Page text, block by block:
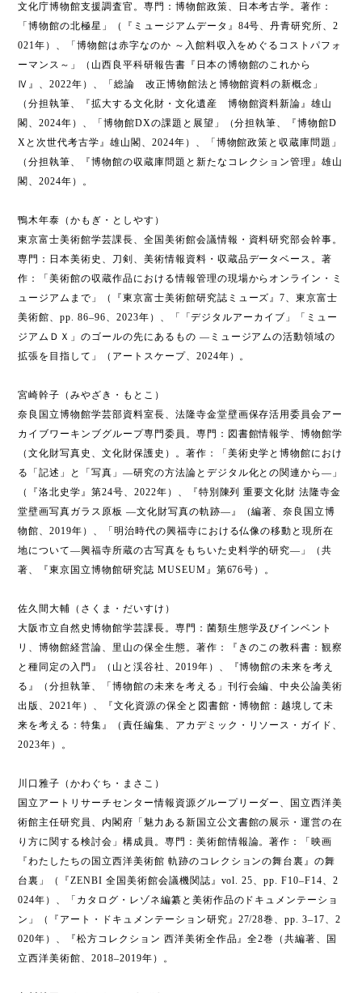
文化庁博物館支援調査官。専門：博物館政策、日本考古学。著作：
「博物館の北極星」（『ミュージアムデータ』84号、丹青研究所、2
021年）、「博物館は赤字なのか ～入館料収入をめぐるコストパフォ
ーマンス～」（山西良平科研報告書『日本の博物館のこれから
Ⅳ』、2022年）、「総論 改正博物館法と博物館資料の新概念」
（分担執筆、『拡大する文化財・文化遺産 博物館資料新論』雄山
閣、2024年）、「博物館DXの課題と展望」（分担執筆、『博物館D
Xと次世代考古学』雄山閣、2024年）、「博物館政策と収蔵庫問題」
（分担執筆、『博物館の収蔵庫問題と新たなコレクション管理』雄山
閣、2024年）。
鴨木年泰（かもぎ・としやす）
東京富士美術館学芸課長、全国美術館会議情報・資料研究部会幹事。
専門：日本美術史、刀剣、美術情報資料・収蔵品データベース。著
作：「美術館の収蔵作品における情報管理の現場からオンライン・ミ
ュージアムまで」（『東京富士美術館研究誌ミューズ』7、東京富士
美術館、pp. 86–96、2023年）、「「デジタルアーカイブ」「ミュー
ジアムＤＸ」のゴールの先にあるもの ―ミュージアムの活動領域の
拡張を目指して」（アートスケープ、2024年）。
宮崎幹子（みやざき・もとこ）
奈良国立博物館学芸部資料室長、法隆寺金堂壁画保存活用委員会アー
カイブワーキンブグループ専門委員。専門：図書館情報学、博物館学
（文化財写真史、文化財保護史）。著作：「美術史学と博物館におけ
る「記述」と「写真」―研究の方法論とデジタル化との関連から―」
（『洛北史学』第24号、2022年）、『特別陳列 重要文化財 法隆寺金
堂壁画写真ガラス原板 ―文化財写真の軌跡―』（編著、奈良国立博
物館、2019年）、「明治時代の興福寺における仏像の移動と現所在
地について―興福寺所蔵の古写真をもちいた史料学的研究―」（共
著、『東京国立博物館研究誌 MUSEUM』第676号）。
佐久間大輔（さくま・だいすけ）
大阪市立自然史博物館学芸課長。専門：菌類生態学及びインベント
リ、博物館経営論、里山の保全生態。著作：『きのこの教科書：観察
と種同定の入門』（山と渓谷社、2019年）、『博物館の未来を考え
る』（分担執筆、「博物館の未来を考える」刊行会編、中央公論美術
出版、2021年）、『文化資源の保全と図書館・博物館：越境して未
来を考える：特集』（責任編集、アカデミック・リソース・ガイド、
2023年）。
川口雅子（かわぐち・まさこ）
国立アートリサーチセンター情報資源グループリーダー、国立西洋美
術館主任研究員、内閣府「魅力ある新国立公文書館の展示・運営の在
り方に関する検討会」構成員。専門：美術館情報論。著作：「映画
『わたしたちの国立西洋美術館 軌跡のコレクションの舞台裏』の舞
台裏」（『ZENBI 全国美術館会議機関誌』vol. 25、pp. F10–F14、2
024年）、「カタログ・レゾネ編纂と美術作品のドキュメンテーショ
ン」（『アート・ドキュメンテーション研究』27/28巻、pp. 3–17、2
020年）、『松方コレクション 西洋美術全作品』全2巻（共編著、国
立西洋美術館、2018–2019年）。